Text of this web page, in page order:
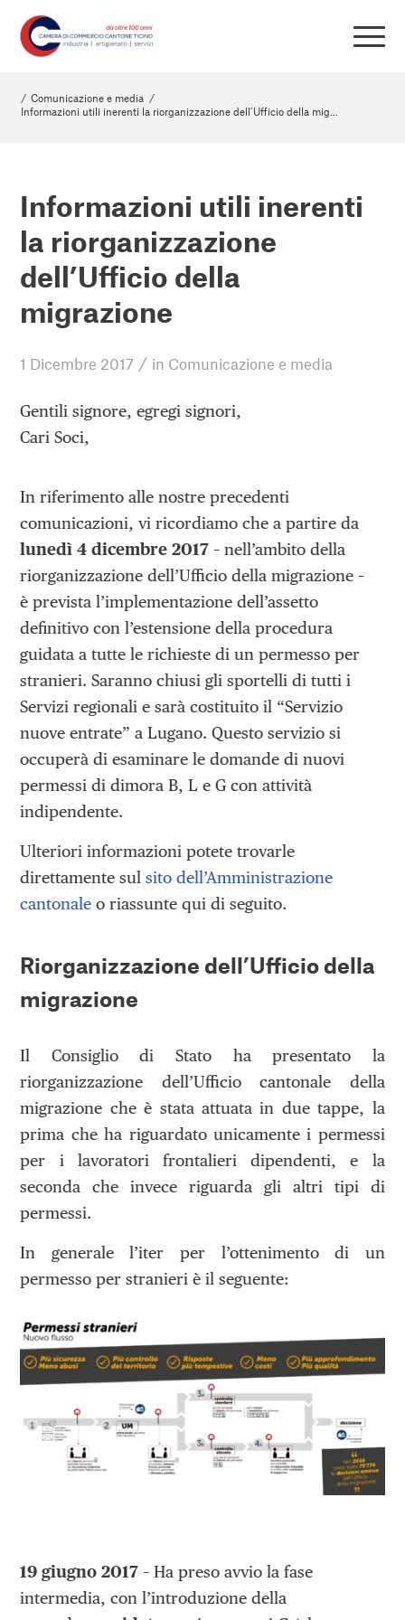
/ Comunicazione e media /
Informazioni utili inerenti la riorganizzazione dell’Ufficio della mig...
Informazioni utili inerenti
la riorganizzazione
dell’Ufficio della
migrazione
1 Dicembre 2017 / in Comunicazione e media
Gentili signore, egregi signori,
Cari Soci,
In riferimento alle nostre precedenti
comunicazioni, vi ricordiamo che a partire da
lunedì 4 dicembre 2017 – nell’ambito della
riorganizzazione dell’Ufficio della migrazione –
è prevista l’implementazione dell’assetto
definitivo con l’estensione della procedura
guidata a tutte le richieste di un permesso per
stranieri. Saranno chiusi gli sportelli di tutti i
Servizi regionali e sarà costituito il “Servizio
nuove entrate” a Lugano. Questo servizio si
occuperà di esaminare le domande di nuovi
permessi di dimora B, L e G con attività
indipendente.
Ulteriori informazioni potete trovarle
direttamente sulsito dell’Amministrazione
cantonale o riassunte qui di seguito.
Riorganizzazione dell’Ufficio della
migrazione
Il Consiglio di Stato ha presentato la
riorganizzazione dell’Ufficio cantonale della
migrazione che è stata attuata in due tappe, la
prima che ha riguardato unicamente i permessi
per i lavoratori frontalieri dipendenti, e la
seconda che invece riguarda gli altri tipi di
permessi.
In generale l’iter per l’ottenimento di un
permesso per stranieri è il seguente:
19 giugno 2017 – Ha preso avvio la fase
intermedia, con l’introduzione della